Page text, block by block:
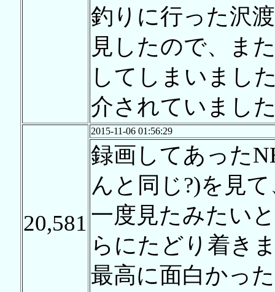
釣りに行った沢
見したので、ま
してしまいまし
介されていまし
20,581
2015-11-06 01:56:29
録画してあった
んと同じ?)を見
一度見たみたい
らにたどり着き
最高に面白かっ